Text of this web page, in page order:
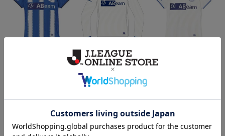
ニフォーム半袖（FP1st）
26/27オーセンティックユ
ニフォーム長袖（FP2n
19,800円～24,860円
ニフォーム半袖（FP2n
18,700円～23,760円
山形
チームマスコット「ディーオ」グッズは、サポータ
ーやファン必見！